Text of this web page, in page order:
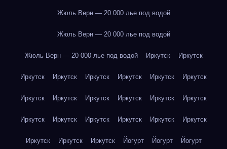
Жюль Верн — 20 000 лье под водой
Жюль Верн — 20 000 лье под водой
Жюль Верн — 20 000 лье под водой Иркутск Иркутск
Иркутск Иркутск Иркутск Иркутск Иркутск Иркутск
Иркутск Иркутск Иркутск Иркутск Иркутск Иркутск
Иркутск Иркутск Иркутск Иркутск Иркутск Иркутск
Иркутск Иркутск Иркутск Йогурт Йогурт Йогурт